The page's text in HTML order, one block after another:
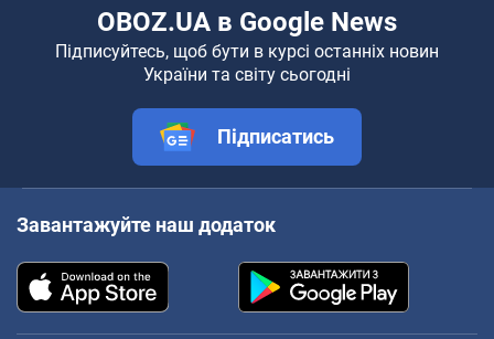
OBOZ.UA в Google News
Підписуйтесь, щоб бути в курсі останніх новин
України та світу сьогодні
Підписатись
Завантажуйте наш додаток